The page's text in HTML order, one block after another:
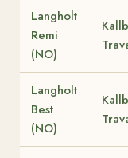
Langholt
Remi
(NO)
Langholt
Best
(NO)